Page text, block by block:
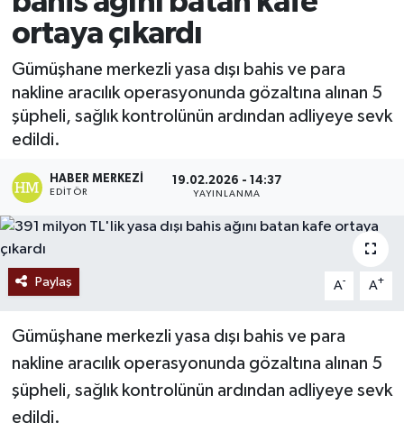
ortaya çıkardı
Gümüşhane merkezli yasa dışı bahis ve para
nakline aracılık operasyonunda gözaltına alınan 5
şüpheli, sağlık kontrolünün ardından adliyeye sevk
edildi.
HABER MERKEZI
EDITÖR
19.02.2026 - 14:37
YAYINLANMA
Paylaş A- A+
Gümüşhane merkezli yasa dışı bahis ve para
nakline aracılık operasyonunda gözaltına alınan 5
şüpheli, sağlık kontrolünün ardından adliyeye sevk
edildi.
Ekonomi
Sağlık
Tokat Haber